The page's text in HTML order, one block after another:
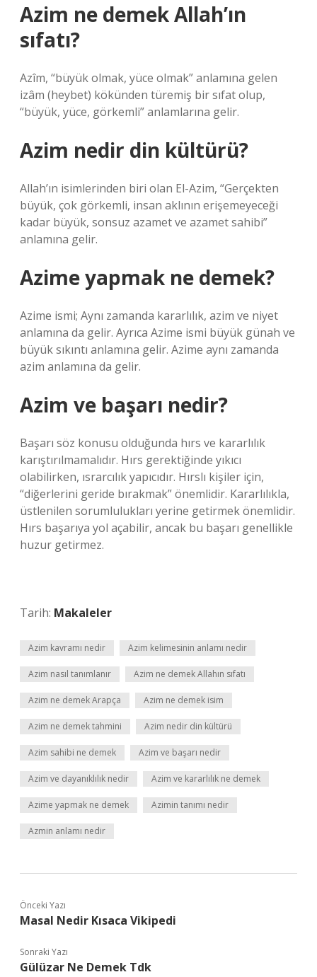
Azim ne demek Allah’ın
sıfatı?
Azîm, “büyük olmak, yüce olmak” anlamına gelen
izâm (heybet) kökünden türemiş bir sıfat olup,
“büyük, yüce, görkemli” anlamlarına gelir.
Azim nedir din kültürü?
Allah’ın isimlerinden biri olan El-Azim, “Gerçekten
büyük, çok görkemli, insan aklının erişemeyeceği
kadar büyük, sonsuz azamet ve azamet sahibi”
anlamına gelir.
Azime yapmak ne demek?
Azime ismi; Aynı zamanda kararlılık, azim ve niyet
anlamına da gelir. Ayrıca Azime ismi büyük günah ve
büyük sıkıntı anlamına gelir. Azime aynı zamanda
azim anlamına da gelir.
Azim ve başarı nedir?
Başarı söz konusu olduğunda hırs ve kararlılık
karıştırılmamalıdır. Hırs gerektiğinde yıkıcı
olabilirken, ısrarcılık yapıcıdır. Hırslı kişiler için,
“diğerlerini geride bırakmak” önemlidir. Kararlılıkla,
üstlenilen sorumlulukları yerine getirmek önemlidir.
Hırs başarıya yol açabilir, ancak bu başarı genellikle
huzur getirmez.
Tarih: Makaleler
Azim kavramı nedir Azim kelimesinin anlamı nedir
Azim nasıl tanımlanır Azim ne demek Allahın sıfatı
Azim ne demek Arapça Azim ne demek isim
Azim ne demek tahmini Azim nedir din kültürü
Azim sahibi ne demek Azim ve başarı nedir
Azim ve dayanıklılık nedir Azim ve kararlılık ne demek
Azime yapmak ne demek Azimin tanımı nedir
Azmin anlamı nedir
Önceki Yazı
Masal Nedir Kısaca Vikipedi
Sonraki Yazı
Gülüzar Ne Demek Tdk